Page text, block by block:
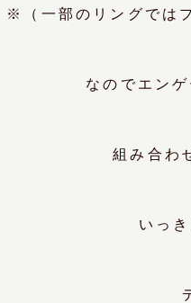
※（一部のリングでは
なのでエン
組み合わ
いっ